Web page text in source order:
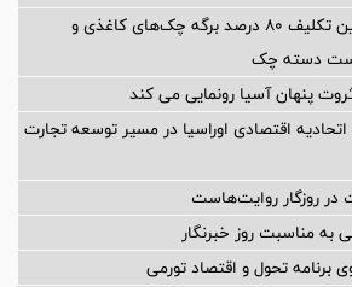
محاسبه جداگانه تعیین تکلیف 80 درصد برگه چک‌های کاغذی و
دسته چک
پنهان آسیا رونمایی می کند
اقتصادی اوراسیا در مسیر توسعه تجارت
در روزگار روایت‌هاست
به مناسبت روز خبرنگار
برنامه تحول و اقتصاد تورمی